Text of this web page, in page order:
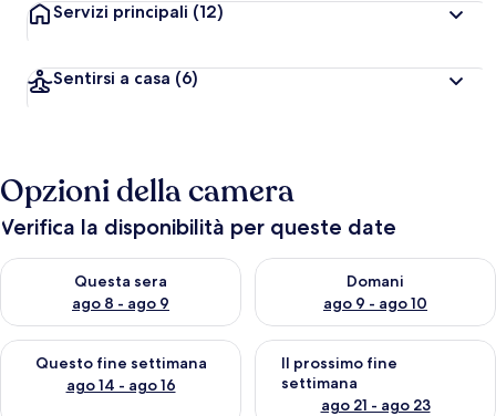
Servizi principali (12)
Sentirsi a casa (6)
Opzioni della camera
Verifica la disponibilità per queste date
Questa sera
ago 8 - ago 9
Verifica la disponibilità per questa sera, ago 8 - ago 9
Domani
ago 9 - ago 10
Verifica la disponibilità per
Questo fine settimana
ago 14 - ago 16
Verifica la disponibilità per questo fine settimana, ago 14 -
Il prossimo fine
settimana
ago 21 - ago 23
Verifica la disponibilità per il